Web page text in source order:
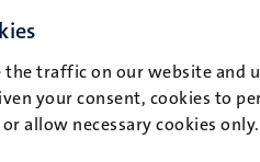
the traffic on our website and
your consent, cookies to
allow necessary cookies